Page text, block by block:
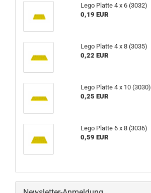
Lego Platte 4 x 6 (3032)
0,19 EUR
Lego Platte 4 x 8 (3035)
0,22 EUR
Lego Platte 4 x 10 (3030)
0,25 EUR
Lego Platte 6 x 8 (3036)
0,59 EUR